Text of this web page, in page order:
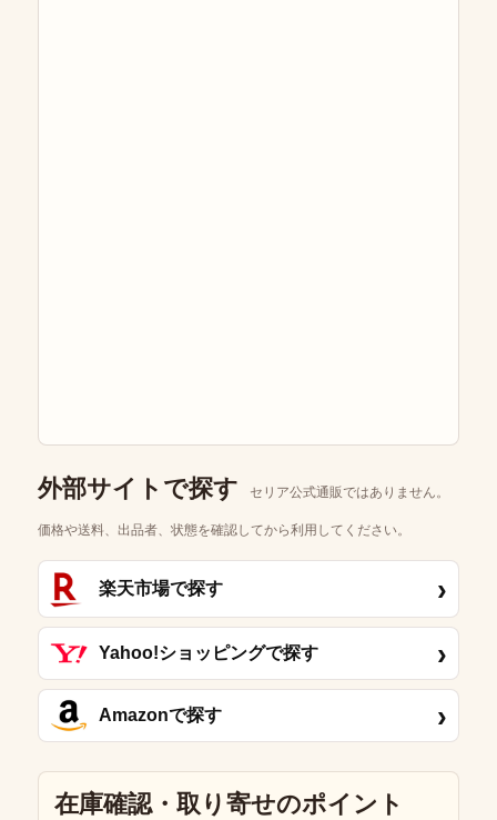
外部サイトで探す セリア公式通販ではありません。
価格や送料、出品者、状態を確認してから利用してください。
楽天市場で探す ›
Yahoo!ショッピングで探す ›
Amazonで探す ›
在庫確認・取り寄せのポイント